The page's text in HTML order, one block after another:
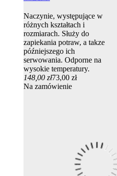
Naczynie, występujące w
różnych kształtach i
rozmiarach. Służy do
zapiekania potraw, a takze
późniejszego ich
serwowania. Odporne na
wysokie temperatury.
148,00 zł73,00 zł
Na zamówienie